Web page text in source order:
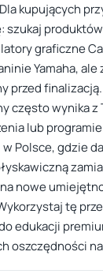
kupujących
szukaj
graficzne
Yamaha,
przed
często wynika z
lub
w Polsce, gdzie
nowe
tę
edukacji
oszczędności